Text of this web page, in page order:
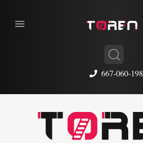
667-060-198
